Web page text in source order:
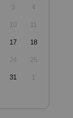
3 4
10 11
17 18
24 25
31 1